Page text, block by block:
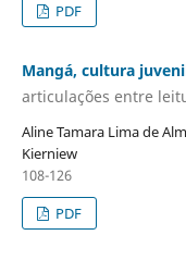
PDF
Mangá, cultura
articulações entre
Aline Tamara Lima de
Kierniew
108-126
PDF